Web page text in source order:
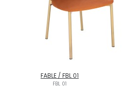
FABLE / FBL 01
FBL 01